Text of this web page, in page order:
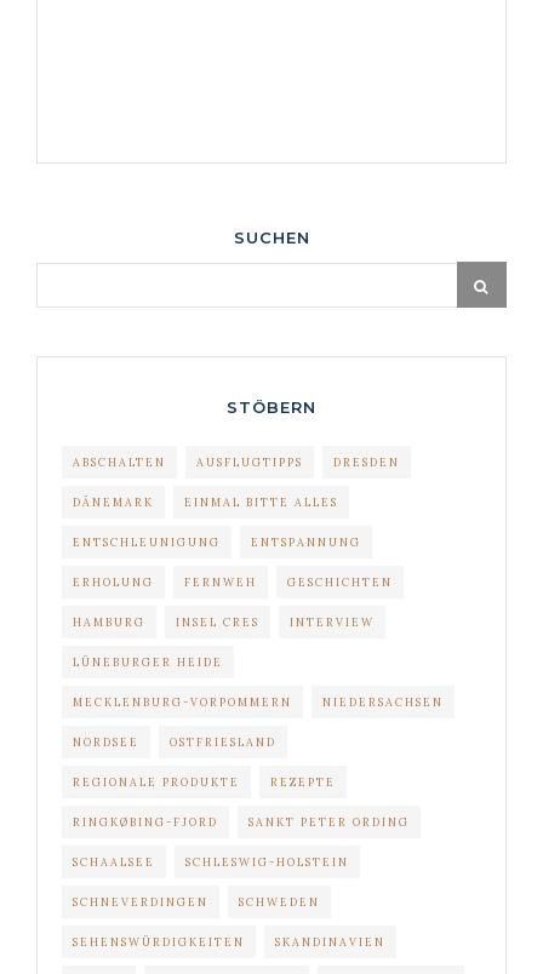
SUCHEN
STÖBERN
ABSCHALTEN AUSFLUGTIPPS DRESDEN
DÄNEMARK EINMAL BITTE ALLES
ENTSCHLEUNIGUNG ENTSPANNUNG
ERHOLUNG FERNWEH GESCHICHTEN
HAMBURG INSEL CRES INTERVIEW
LÜNEBURGER HEIDE
MECKLENBURG-VORPOMMERN NIEDERSACHSEN
NORDSEE OSTFRIESLAND
REGIONALE PRODUKTE REZEPTE
RINGKØBING-FJORD SANKT PETER ORDING
SCHAALSEE SCHLESWIG-HOLSTEIN
SCHNEVERDINGEN SCHWEDEN
SEHENSWÜRDIGKEITEN SKANDINAVIEN